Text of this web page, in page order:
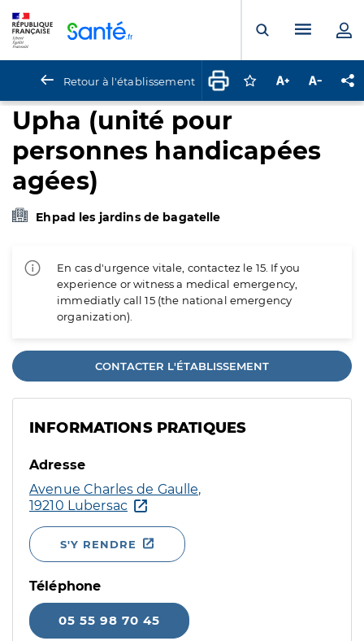
Ouvrir laMenu
Retour à l'établissement Connectez-vous
Augmenter la
Upha (unité pour
personnes handicapées
agées)
Ehpad les jardins de bagatelle
En cas d'urgence vitale, contactez le 15. If you
experience or witness a medical emergency,
immediatly call 15 (the national emergency
organization).
CONTACTER L'ÉTABLISSEMENT
INFORMATIONS PRATIQUES
Adresse
Avenue Charles de Gaulle,
19210 Lubersac
S'Y RENDRE
Téléphone
05 55 98 70 45